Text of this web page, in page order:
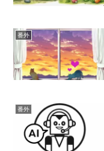
番外
番外